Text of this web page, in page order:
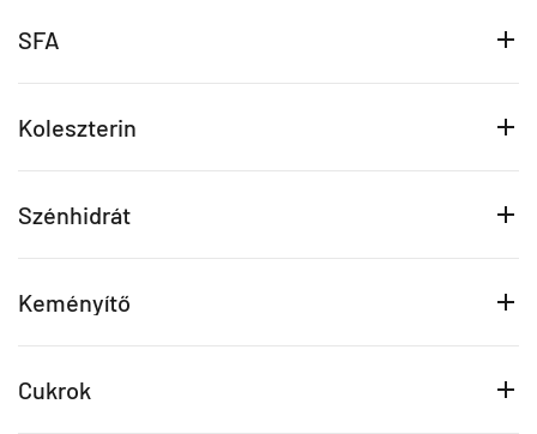
SFA
Koleszterin
Szénhidrát
Keményítő
Cukrok